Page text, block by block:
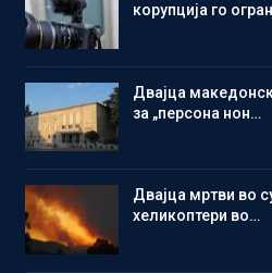
корупција го
Двајца
за „персона нон…
Двајца мртви во
хеликоптери во…